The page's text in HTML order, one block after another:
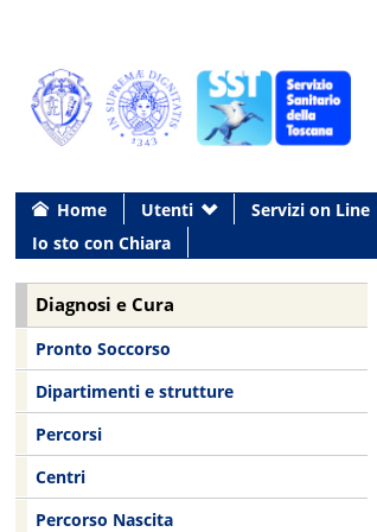
Home Utenti Servizi on Line
Io sto con Chiara
Diagnosi e Cura
Pronto Soccorso
Dipartimenti e strutture
Percorsi
Centri
Percorso Nascita